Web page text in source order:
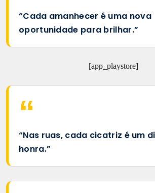
“Cada amanhecer é uma nova
oportunidade para brilhar.”
[app_playstore]
“Nas ruas, cada cicatriz é um
honra.”